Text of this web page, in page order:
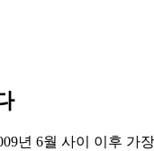
년 6월 사이 이후